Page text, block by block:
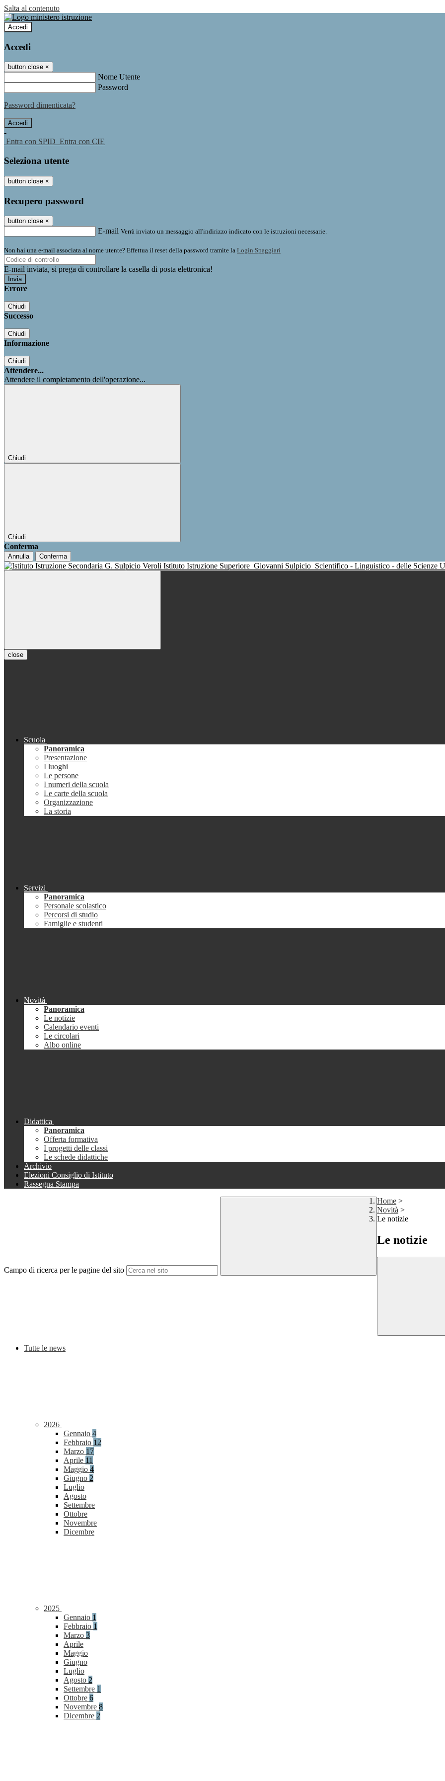
Salta al contenuto
Accedi
Accedi
button close ×
Nome Utente
Password
Password dimenticata?
-
Entra con SPID Entra con CIE
Seleziona utente
button close ×
Recupero password
button close ×
E-mail Verrà inviato un messaggio all'indirizzo indicato con le istruzioni necessarie.
Non hai una e-mail associata al nome utente? Effettua il reset della password tramite la Login Spaggiari
E-mail inviata, si prega di controllare la casella di posta elettronica!
Errore
Chiudi
Successo
Chiudi
Informazione
Chiudi
Attendere...
Attendere il completamento dell'operazione...
Chiudi
Chiudi
Conferma
Annulla Conferma
Istituto Istruzione Superiore Giovanni Sulpicio Scientifico - Linguistico - delle Scienze
close
Scuola
Panoramica
Presentazione
I luoghi
Le persone
I numeri della scuola
Le carte della scuola
Organizzazione
La storia
Servizi
Panoramica
Personale scolastico
Percorsi di studio
Famiglie e studenti
Novità
Panoramica
Le notizie
Calendario eventi
Le circolari
Albo online
Didattica
Panoramica
Offerta formativa
I progetti delle classi
Le schede didattiche
Archivio
Elezioni Consiglio di Istituto
Rassegna Stampa
Campo di ricerca per le pagine del sito
Home >
Novità >
Le notizie
Le notizie
Tutte le news
2026
Gennaio 4
Febbraio 12
Marzo 17
Aprile 11
Maggio 4
Giugno 2
Luglio
Agosto
Settembre
Ottobre
Novembre
Dicembre
2025
Gennaio 1
Febbraio 1
Marzo 3
Aprile
Maggio
Giugno
Luglio
Agosto 2
Settembre 1
Ottobre 6
Novembre 8
Dicembre 2